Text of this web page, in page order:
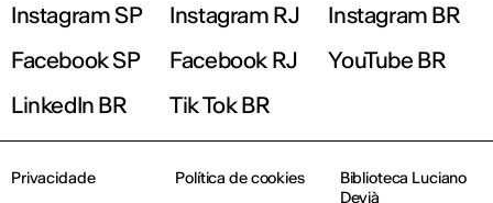
Instagram SP
Instagram RJ
Instagram BR
Facebook SP
Facebook RJ
YouTube BR
LinkedIn BR
Tik Tok BR
Privacidade Política de cookies
Biblioteca Luciano
Devià